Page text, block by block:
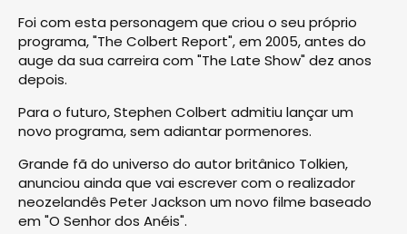
Foi com esta personagem que criou o seu próprio
programa, "The Colbert Report", em 2005, antes do
auge da sua carreira com "The Late Show" dez anos
depois.
Para o futuro, Stephen Colbert admitiu lançar um
novo programa, sem adiantar pormenores.
Grande fã do universo do autor britânico Tolkien,
anunciou ainda que vai escrever com o realizador
neozelandês Peter Jackson um novo filme baseado
em "O Senhor dos Anéis".